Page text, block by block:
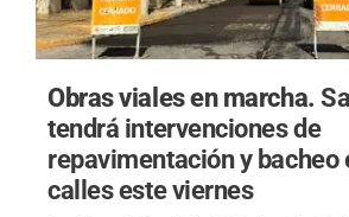
Obras viales en marcha.
tendrá intervenciones de
repavimentación y bacheo
calles este viernes